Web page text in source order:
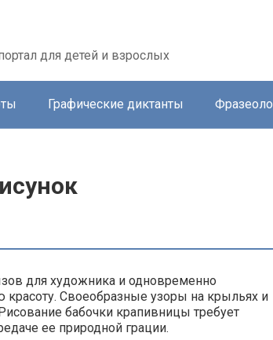
для детей и взрослых
Графические диктанты
для художника и одновременно
Своеобразные узоры на крыльях и
бабочки крапивницы требует
ее природной грации.